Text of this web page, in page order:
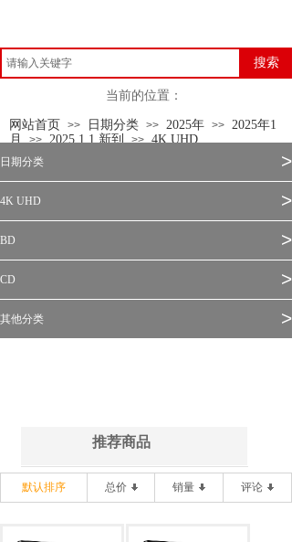
搜索
当前的位置：
网站首页 >> 日期分类 >> 2025年 >> 2025年1
月 >> 2025.1.1 新到 >> 4K UHD
日期分类 >
4K UHD >
BD >
CD >
其他分类 >
推荐商品
默认排序 总价 销量 评论